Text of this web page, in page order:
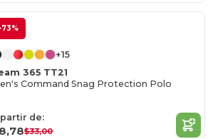
-73%
+15
365 TT21
Command Snag Protection Polo
partir de:
$33,00